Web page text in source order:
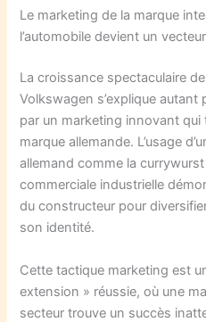
Le marketing de la marque
l’automobile devient un
La croissance spectaculaire
Volkswagen s’explique
par un marketing innovant qui
marque allemande. L’usage
allemand comme la
commerciale industrielle
du constructeur pour
son identité.
Cette tactique marketing est
extension » réussie, où une
secteur trouve un succès